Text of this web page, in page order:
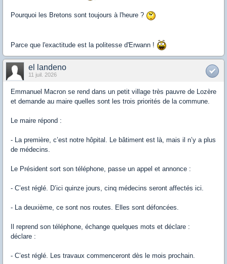
Pourquoi les Bretons sont toujours à l'heure ?
Parce que l'exactitude est la politesse d'Erwann !
el landeno
11 juil. 2026
Emmanuel Macron se rend dans un petit village très pauvre de Lozère
et demande au maire quelles sont les trois priorités de la commune.
Le maire répond :
- La première, c’est notre hôpital. Le bâtiment est là, mais il n’y a plus
de médecins.
Le Président sort son téléphone, passe un appel et annonce :
- C’est réglé. D’ici quinze jours, cinq médecins seront affectés ici.
- La deuxième, ce sont nos routes. Elles sont défoncées.
Il reprend son téléphone, échange quelques mots et déclare :
déclare :
- C’est réglé. Les travaux commenceront dès le mois prochain.